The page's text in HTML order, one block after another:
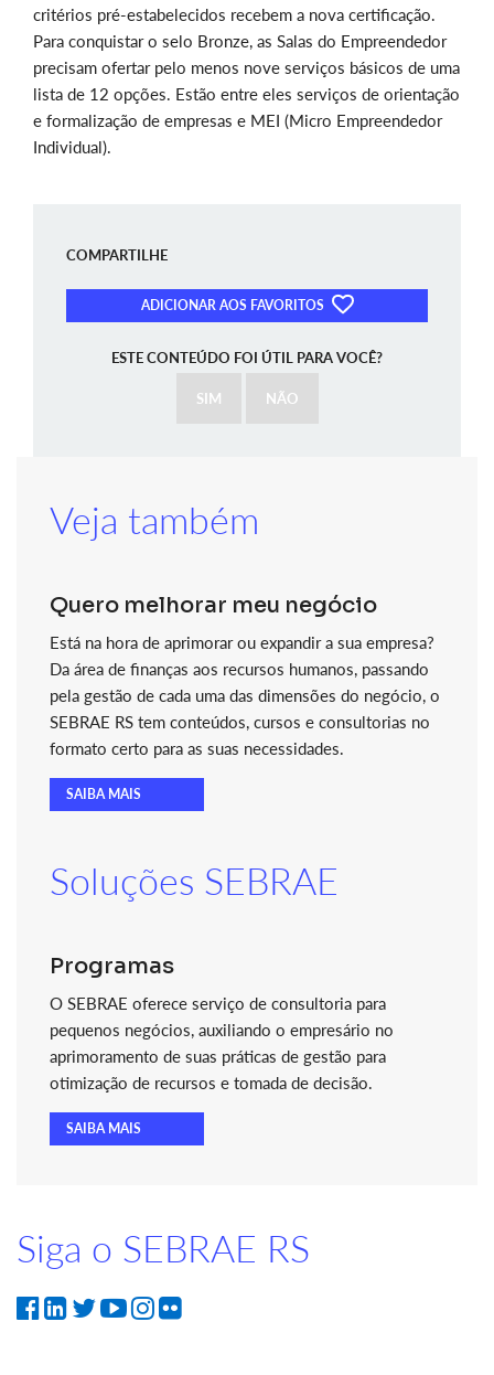
critérios pré-estabelecidos recebem a nova certificação.
Para conquistar o selo Bronze, as Salas do Empreendedor
precisam ofertar pelo menos nove serviços básicos de uma
lista de 12 opções. Estão entre eles serviços de orientação
e formalização de empresas e MEI (Micro Empreendedor
Individual).
COMPARTILHE
ADICIONAR AOS FAVORITOS
ESTE CONTEÚDO FOI ÚTIL PARA VOCÊ?
SIM NÃO
Veja também
Quero melhorar meu negócio
Está na hora de aprimorar ou expandir a sua empresa?
Da área de finanças aos recursos humanos, passando
pela gestão de cada uma das dimensões do negócio, o
SEBRAE RS tem conteúdos, cursos e consultorias no
formato certo para as suas necessidades.
SAIBA MAIS
Soluções SEBRAE
Programas
O SEBRAE oferece serviço de consultoria para
pequenos negócios, auxiliando o empresário no
aprimoramento de suas práticas de gestão para
otimização de recursos e tomada de decisão.
SAIBA MAIS
Siga o SEBRAE RS